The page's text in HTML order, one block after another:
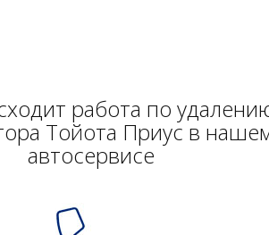
работа по
Тойота Приус в
автосервисе